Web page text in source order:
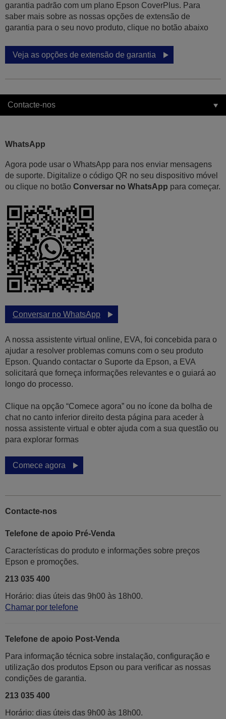
garantia padrão com um plano Epson CoverPlus. Para
saber mais sobre as nossas opções de extensão de
garantia para o seu novo produto, clique no botão abaixo
Veja as opções de extensão de garantia
Contacte-nos
WhatsApp
Agora pode usar o WhatsApp para nos enviar mensagens
de suporte. Digitalize o código QR no seu dispositivo móvel
ou clique no botão Conversar no WhatsApp para começar.
Conversar no WhatsApp
A nossa assistente virtual online, EVA, foi concebida para o
ajudar a resolver problemas comuns com o seu produto
Epson. Quando contactar o Suporte da Epson, a EVA
solicitará que forneça informações relevantes e o guiará ao
longo do processo.
Clique na opção “Comece agora” ou no ícone da bolha de
chat no canto inferior direito desta página para aceder à
nossa assistente virtual e obter ajuda com a sua questão ou
para explorar formas
Comece agora
Contacte-nos
Telefone de apoio Pré-Venda
Características do produto e informações sobre preços
Epson e promoções.
213 035 400
Horário: dias úteis das 9h00 às 18h00.
Chamar por telefone
Telefone de apoio Post-Venda
Para informação técnica sobre instalação, configuração e
utilização dos produtos Epson ou para verificar as nossas
condições de garantia.
213 035 400
Horário: dias úteis das 9h00 às 18h00.